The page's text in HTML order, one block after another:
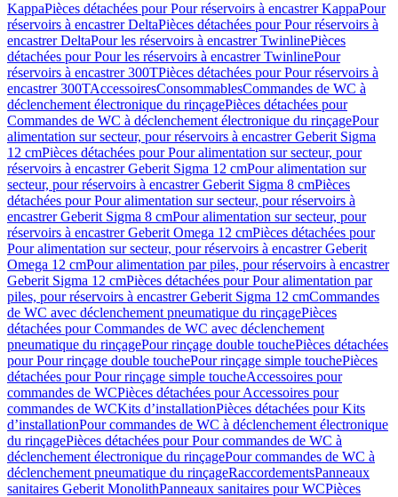
KappaPièces détachées pour Pour réservoirs à encastrer KappaPour
réservoirs à encastrer DeltaPièces détachées pour Pour réservoirs à
encastrer DeltaPour les réservoirs à encastrer TwinlinePièces
détachées pour Pour les réservoirs à encastrer TwinlinePour
réservoirs à encastrer 300TPièces détachées pour Pour réservoirs à
encastrer 300TAccessoiresConsommablesCommandes de WC à
déclenchement électronique du rinçagePièces détachées pour
Commandes de WC à déclenchement électronique du rinçagePour
alimentation sur secteur, pour réservoirs à encastrer Geberit Sigma
12 cmPièces détachées pour Pour alimentation sur secteur, pour
réservoirs à encastrer Geberit Sigma 12 cmPour alimentation sur
secteur, pour réservoirs à encastrer Geberit Sigma 8 cmPièces
détachées pour Pour alimentation sur secteur, pour réservoirs à
encastrer Geberit Sigma 8 cmPour alimentation sur secteur, pour
réservoirs à encastrer Geberit Omega 12 cmPièces détachées pour
Pour alimentation sur secteur, pour réservoirs à encastrer Geberit
Omega 12 cmPour alimentation par piles, pour réservoirs à encastrer
Geberit Sigma 12 cmPièces détachées pour Pour alimentation par
piles, pour réservoirs à encastrer Geberit Sigma 12 cmCommandes
de WC avec déclenchement pneumatique du rinçagePièces
détachées pour Commandes de WC avec déclenchement
pneumatique du rinçagePour rinçage double touchePièces détachées
pour Pour rinçage double touchePour rinçage simple touchePièces
détachées pour Pour rinçage simple toucheAccessoires pour
commandes de WCPièces détachées pour Accessoires pour
commandes de WCKits d’installationPièces détachées pour Kits
d’installationPour commandes de WC à déclenchement électronique
du rinçagePièces détachées pour Pour commandes de WC à
déclenchement électronique du rinçagePour commandes de WC à
déclenchement pneumatique du rinçageRaccordementsPanneaux
sanitaires Geberit MonolithPanneaux sanitaires pour WCPièces